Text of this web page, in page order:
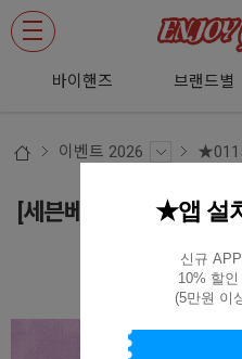
바이핸즈 브랜드별
이벤트 2026
[세븐베리] 소프트캔 그
★앱 설
신규
10% 할
(5만원 이